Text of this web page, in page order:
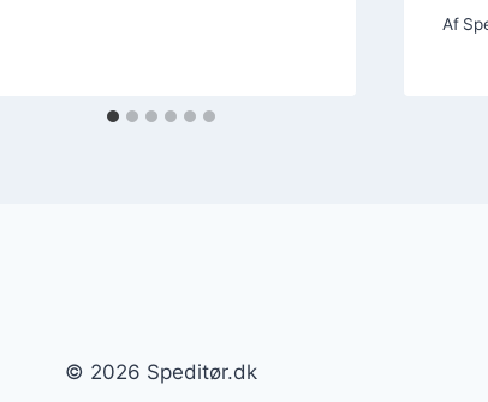
Af
© 2026 Speditør.dk